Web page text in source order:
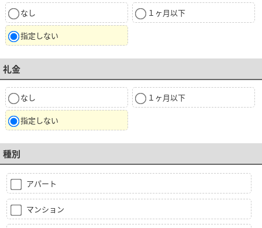
なし １ヶ月以下
指定しない
礼金
なし １ヶ月以下
指定しない
種別
アパート
マンション